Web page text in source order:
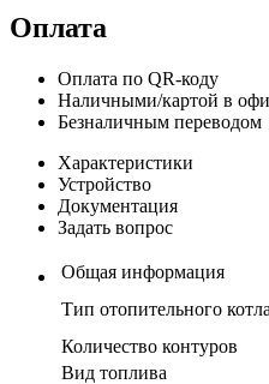
Оплата
Оплата по QR-коду
Наличными/картой в
Безналичным переводом
Характеристики
Устройство
Документация
Задать вопрос
Общая информация
Тип отопительного котла
Количество контуров
Вид топлива